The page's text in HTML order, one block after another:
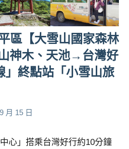
區【大雪山國家森林
神木、天池→台灣好
」終點站「小雪山旅
月 15 日
心」搭乘台灣好行約10分鐘